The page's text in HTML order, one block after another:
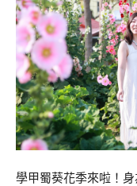
學甲蜀葵花季來啦！